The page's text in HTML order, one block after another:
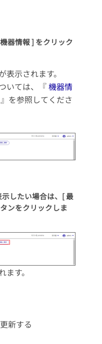
器情報 ] をクリック
表示されます。
いては、『機器情
』を参照してくださ
したい場合は、[ 最
ンをクリックしま
す。
新する